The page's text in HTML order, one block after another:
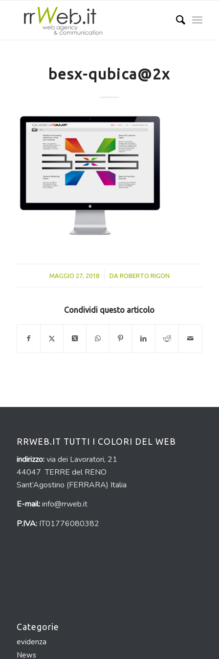
besx-qubica@2x
MAGGIO 27, 2018
/ DA ROBERTO RIGON
Condividi questo articolo
RRWEB.IT TUTTI I COLORI DEL WEB
indirizzo:via dei Lavoratori, 21
44047 TERRE del RENO
Sant’Agostino (FERRARA) Italia
E-mail:info@rrweb.it
P.IVA:IT01776080382
Categorie
evidenza
News